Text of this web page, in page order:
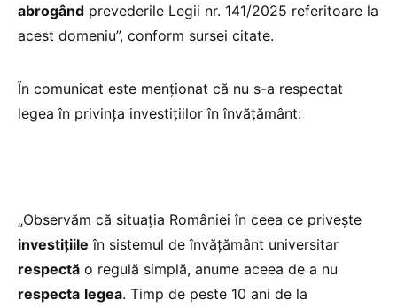
abrogând prevederile Legii nr. 141/2025 referitoare la
acest domeniu”, conform sursei citate.
În comunicat este menționat că nu s-a respectat
legea în privința investițiilor în învățământ:
„Observăm că situația României în ceea ce privește
investițiile în sistemul de învățământ universitar
respectă o regulă simplă, anume aceea de a nu
respecta legea. Timp de peste 10 ani de la